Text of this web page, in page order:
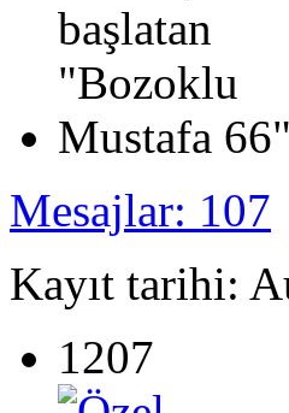
Mesajlar: 107
Kayıt tarihi:
1207